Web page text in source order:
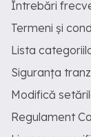
Întrebări
Termeni și
Lista
Siguranța
Modifică
Regulament